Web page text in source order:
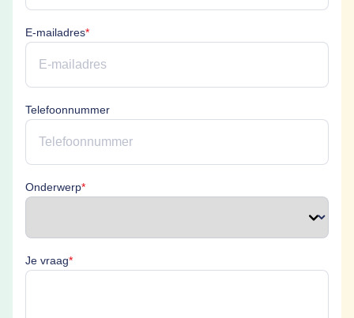
E-mailadres*E-mailadres is verplicht
Telefoonnummer
Onderwerp*Onderwerp is verplicht
Je vraag*Je vraag is verplicht